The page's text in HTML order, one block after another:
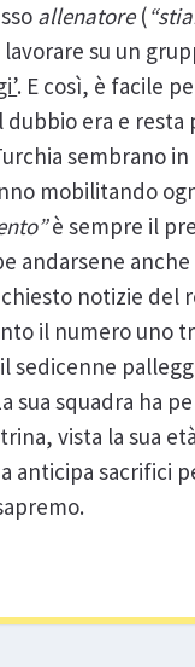
allenatore(
su un
. E così, è facile
era e
sembrano
mobilitando
è sempre il
andarsene
notizie del
il numero uno
il sedicenne
squadra ha
vista la sua
anticipa sacrifici